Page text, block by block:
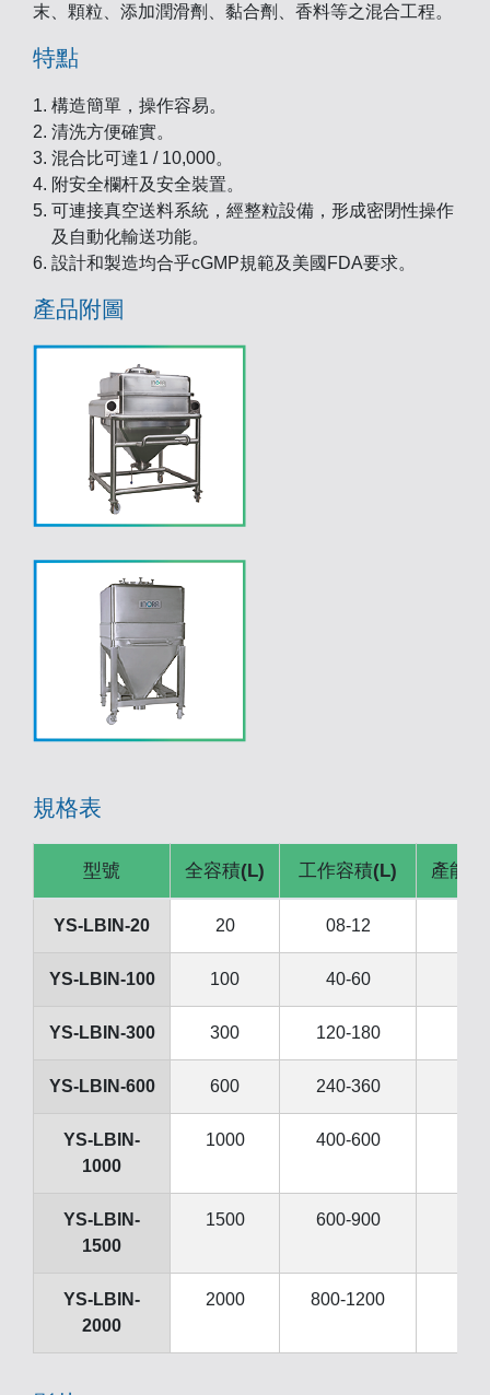
末、顆粒、添加潤滑劑、黏合劑、香料等之混合工程。
特點
構造簡單，操作容易。
清洗方便確實。
混合比可達1 / 10,000。
附安全欄杆及安全裝置。
可連接真空送料系統，經整粒設備，形成密閉性操作
及自動化輸送功能。
設計和製造均合乎cGMP規範及美國FDA要求。
產品附圖
規格表
型號 全容積(L) 工作容積(L) 產能:
YS-LBIN-20 20 08-12
YS-LBIN-100 100 40-60
YS-LBIN-300 300 120-180
YS-LBIN-600 600 240-360
YS-LBIN-
1000
1000 400-600
YS-LBIN-
1500
1500 600-900
YS-LBIN-
2000
2000 800-1200